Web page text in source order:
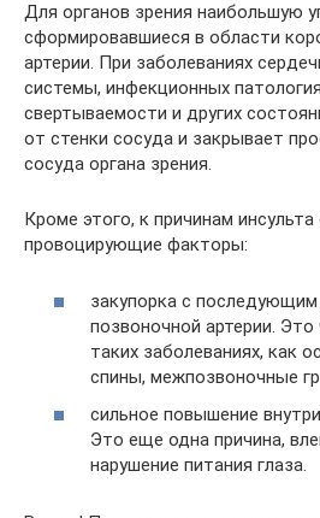
Для органов зрения наибольшую
сформировавшиеся в области
артерии. При заболеваниях
системы, инфекционных
свертываемости и других
от стенки сосуда и закрывает
сосуда органа зрения.
Кроме этого, к причинам
провоцирующие факторы:
закупорка с
позвоночной артерии. Это
таких заболеваниях, как
спины, межпозвоночные
сильное повышение
Это еще одна причина,
нарушение питания глаза.